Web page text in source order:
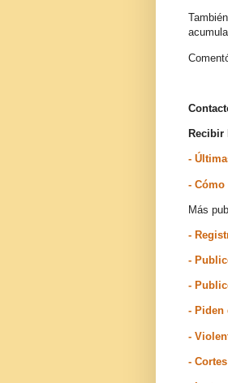
Recibir
-
- Cómo
Más
-
-
-
- Piden
-
-